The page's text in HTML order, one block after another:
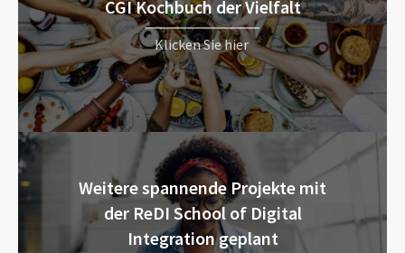
CGI Kochbuch der Vielfalt
Klicken Sie hier
Weitere spannende Projekte mit
der ReDI School of Digital
Integration geplant